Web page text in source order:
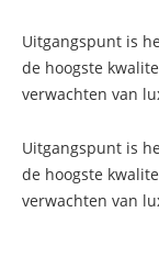
Uitgangspunt is
de hoogste
verwachten van
Uitgangspunt is
de hoogste
verwachten van